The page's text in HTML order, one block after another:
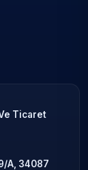
Ticaret
A, 34087